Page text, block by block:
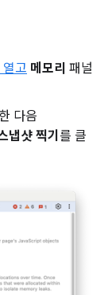
고 메모리 패널
다음
냅샷 찍기 를 클